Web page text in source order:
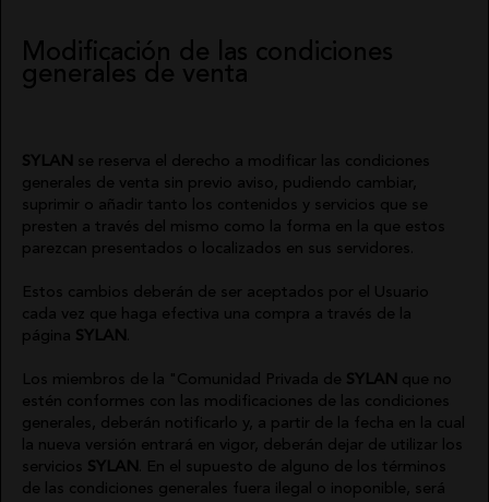
Modificación de las condiciones
generales de venta
SYLAN se reserva el derecho a modificar las condiciones
generales de venta sin previo aviso, pudiendo cambiar,
suprimir o añadir tanto los contenidos y servicios que se
presten a través del mismo como la forma en la que estos
parezcan presentados o localizados en sus servidores.
Estos cambios deberán de ser aceptados por el Usuario
cada vez que haga efectiva una compra a través de la
página SYLAN
Los miembros de la "Comunidad Privada de SYLAN que no
estén conformes con las modificaciones de las condiciones
generales, deberán notificarlo y, a partir de la fecha en la cual
la nueva versión entrará en vigor, deberán dejar de utilizar los
servicios SYLAN . En el supuesto de alguno de los términos
de las condiciones generales fuera ilegal o inoponible, será